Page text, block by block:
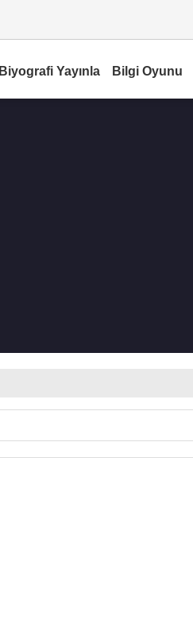
Biyografi Yayınla Bilgi Oyunu